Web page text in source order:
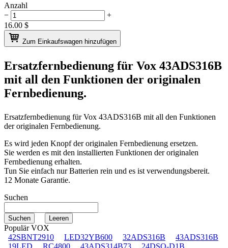
Anzahl
−
+
16.00 $
Zum Einkaufswagen hinzufügen
Ersatzfernbedienung für Vox 43ADS316B
mit all den Funktionen der originalen
Fernbedienung.
Ersatzfernbedienung fürVox 43ADS316B mit all den Funktionen
der originalen Fernbedienung.
Es wird jeden Knopf der originalen Fernbedienung ersetzen.
Sie werden es mit den installierten Funktionen der originalen
Fernbedienung erhalten.
Tun Sie einfach nur Batterien rein und es ist verwendungsbereit.
12 Monate Garantie.
Suchen
Populär VOX
42SBNT2910
LED32YB600 32ADS316B
43ADS316B
19LED
RC4800 43ADS314B73
24DSQ-D1B